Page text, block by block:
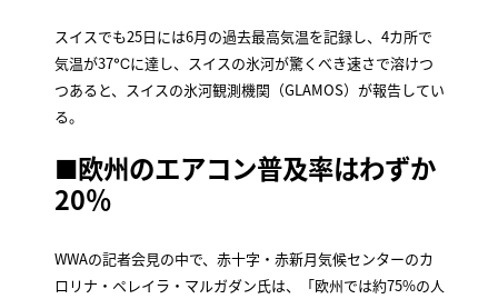
スイスでも25日には6月の過去最高気温を記録し、4カ所で
気温が37℃に達し、スイスの氷河が驚くべき速さで溶けつ
つあると、スイスの氷河観測機関（GLAMOS）が報告してい
る。
■欧州のエアコン普及率はわずか
20％
WWAの記者会見の中で、赤十字・赤新月気候センターのカ
ロリナ・ペレイラ・マルガダン氏は、「欧州では約75%の人